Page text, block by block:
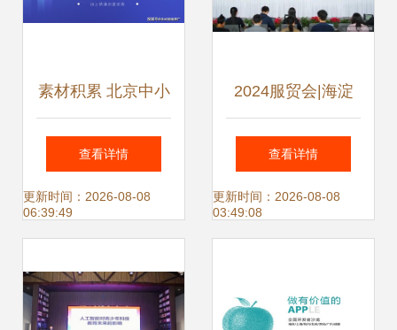
的拓展
素材积累 北京中小
企业网络推广的关
键基石
查看详情
更新时间：2026-08-08
06:39:49
2024服贸会|海淀
区人工智能企业占
全市六成 北京中小
点
查看详情
更新时间：2026-08-08
03:49:08